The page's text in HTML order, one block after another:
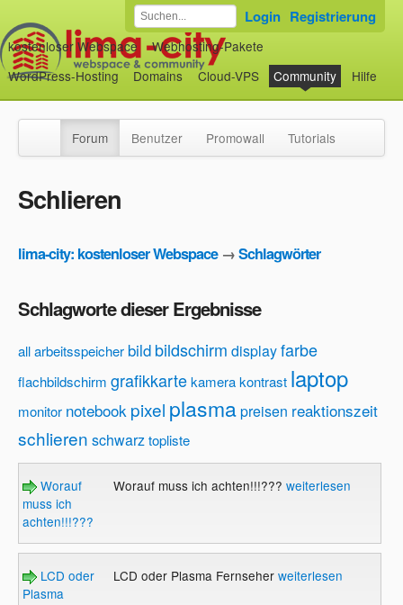
kostenloser Webspace
Webhosting-Pakete
WordPress-Hosting
Domains Cloud-VPS Community Hilfe
Login Registrierung
Forum Benutzer Promowall Tutorials
Schlieren
lima-city: kostenloser Webspace→Schlagwörter
Schlagworte dieser Ergebnisse
allarbeitsspeicher bild bildschirm displayfarbe
flachbildschirm grafikkartekamerakontrast laptop
monitor notebook pixel plasmapreisen reaktionszeit
schlieren schwarztopliste
Worauf
muss ich
achten!!!???
Worauf muss ich achten!!!??? weiterlesen
LCD oder
Plasma
LCD oder Plasma Fernseher weiterlesen